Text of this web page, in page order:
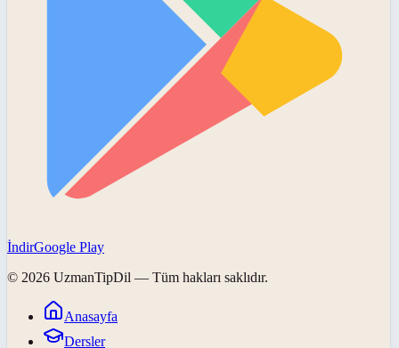
İndirGoogle Play
© 2026 UzmanTipDil — Tüm hakları saklıdır.
Anasayfa
Dersler